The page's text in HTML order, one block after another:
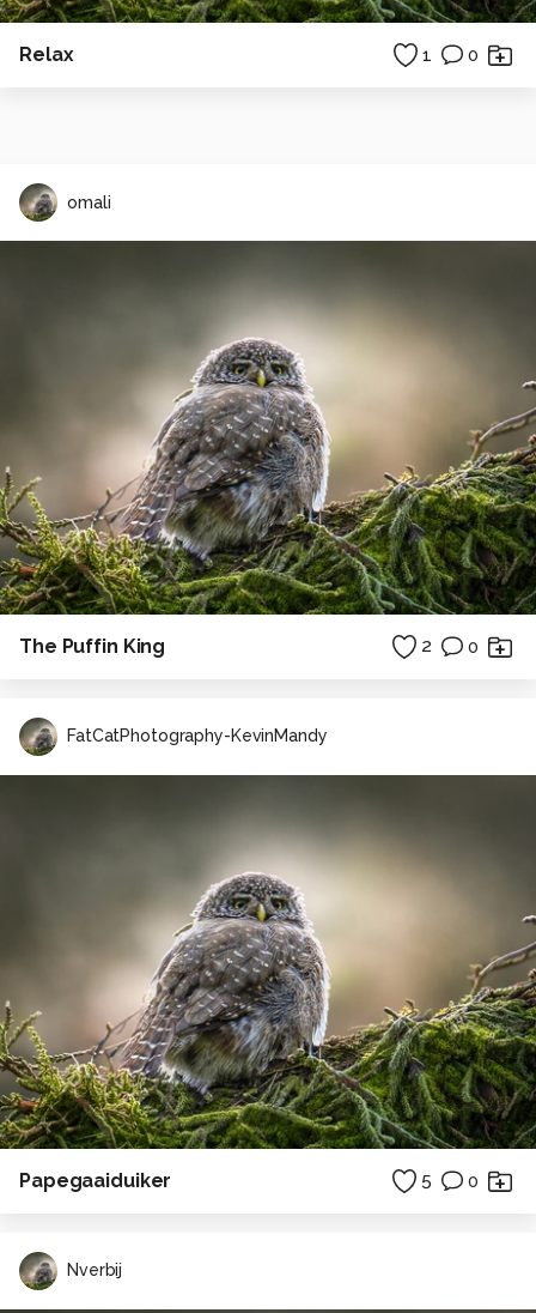
Relax 1 0
omali
The Puffin King 2 0
FatCatPhotography-KevinMandy
Papegaaiduiker 5 0
Nverbij